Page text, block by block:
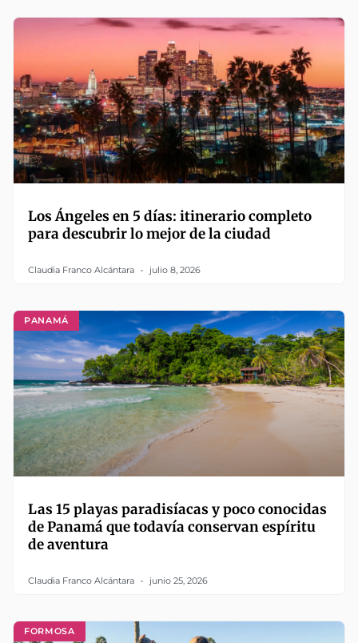
Los Ángeles en 5 días: itinerario completo
para descubrir lo mejor de la ciudad
Claudia Franco Alcántara julio 8, 2026
PANAMÁ
Las 15 playas paradisíacas y poco conocidas
de Panamá que todavía conservan espíritu
de aventura
Claudia Franco Alcántara junio 25, 2026
FORMOSA